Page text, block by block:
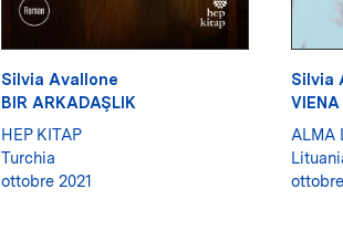
Silvia Avallone
BIR ARKADAŞLIK
HEP KITAP
Turchia
ottobre 2021
Silvia
ALMA